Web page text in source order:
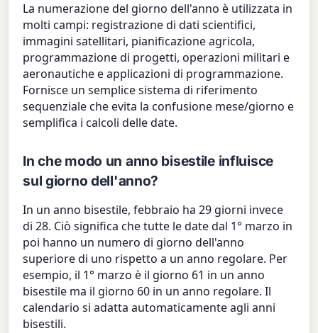
La numerazione del giorno dell'anno è utilizzata in
molti campi: registrazione di dati scientifici,
immagini satellitari, pianificazione agricola,
programmazione di progetti, operazioni militari e
aeronautiche e applicazioni di programmazione.
Fornisce un semplice sistema di riferimento
sequenziale che evita la confusione mese/giorno e
semplifica i calcoli delle date.
In che modo un anno bisestile influisce
sul giorno dell'anno?
In un anno bisestile, febbraio ha 29 giorni invece
di 28. Ciò significa che tutte le date dal 1° marzo in
poi hanno un numero di giorno dell'anno
superiore di uno rispetto a un anno regolare. Per
esempio, il 1° marzo è il giorno 61 in un anno
bisestile ma il giorno 60 in un anno regolare. Il
calendario si adatta automaticamente agli anni
bisestili.